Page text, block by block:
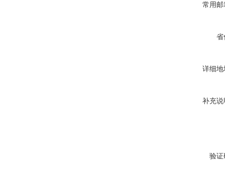
常用
省
详细
补充
验